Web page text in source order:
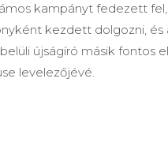
kampányt fedezett fel,
kezdett dolgozni,
újságíró másik fontos
levelezőjévé.